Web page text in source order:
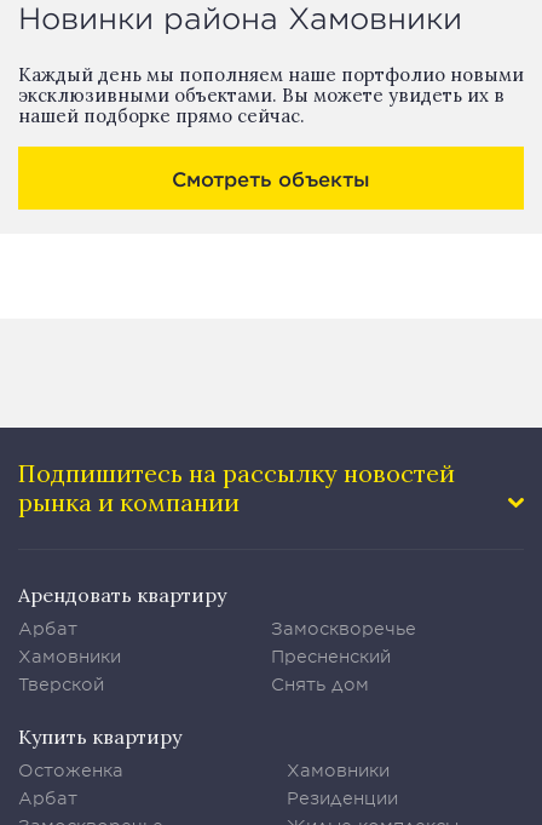
Новинки района Хамовники
Каждый день мы пополняем наше портфолио новыми
эксклюзивными объектами. Вы можете увидеть их в
нашей подборке прямо сейчас.
Смотреть объекты
Подпишитесь на рассылку новостей
рынка и компании
Арендовать квартиру
Арбат
Хамовники
Тверской
Замоскворечье
Пресненский
Снять дом
Купить квартиру
Остоженка
Арбат
Хамовники
Резиденции